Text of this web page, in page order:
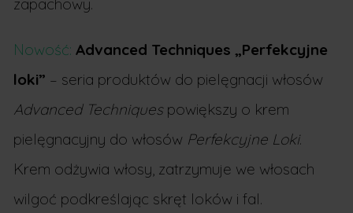
zapachowy.
Nowość: Advanced Techniques „Perfekcyjne
loki” – seria produktów do pielęgnacji włosów
Advanced Techniquespowiększy o krem
pielęgnacyjny do włosów Perfekcyjne Loki.
Krem odżywia włosy, zatrzymuje we włosach
wilgoć podkreślając skręt loków i fal.